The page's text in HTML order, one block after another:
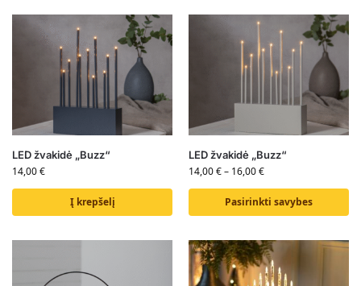
LED žvakidė „Buzz“
14,00€
Į krepšelį
LED žvakidė „Buzz“
14,00€– 16,00€
Pasirinkti savybes